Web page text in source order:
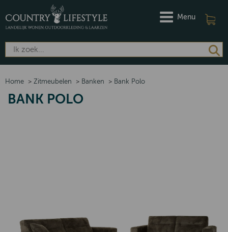
Menu
Home > Zitmeubelen > Banken > Bank Polo
BANK POLO